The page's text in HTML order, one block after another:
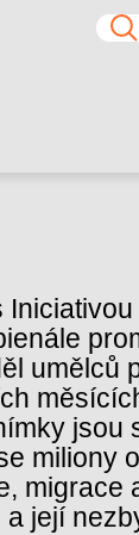
umělců
jsou
miliony
migrace
její